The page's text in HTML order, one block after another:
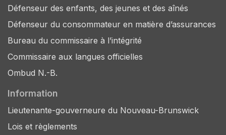
Défenseur des enfants, des jeunes et des aînés
Défenseur du consommateur en matière d’assurances
Bureau du commissaire à l’intégrité
Commissaire aux langues officielles
Ombud N.-B.
Information
Lieutenante-gouverneure du Nouveau-Brunswick
Lois et règlements